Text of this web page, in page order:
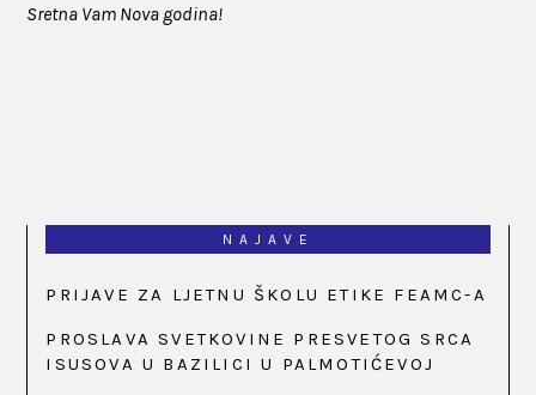
Sretna Vam Nova godina!
NAJAVE
PRIJAVE ZA LJETNU ŠKOLU ETIKE FEAMC-A
PROSLAVA SVETKOVINE PRESVETOG SRCA
ISUSOVA U BAZILICI U PALMOTIĆEVOJ